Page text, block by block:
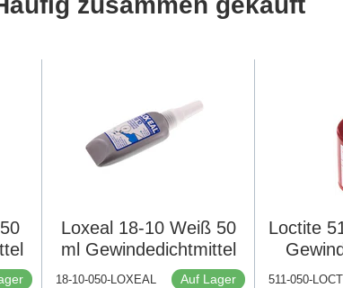
Loxeal 18-10 Weiß 50
ml Gewindedichtmittel
18-10-050-LOXEAL Auf Lager
Loctite
511-050-